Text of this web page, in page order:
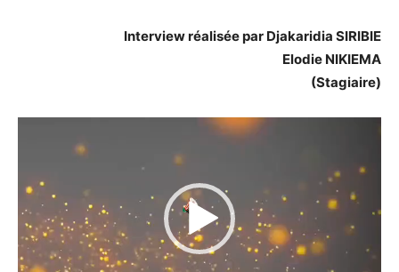
Interview réalisée par Djakaridia SIRIBIE
Elodie NIKIEMA
(Stagiaire)
Lecteur